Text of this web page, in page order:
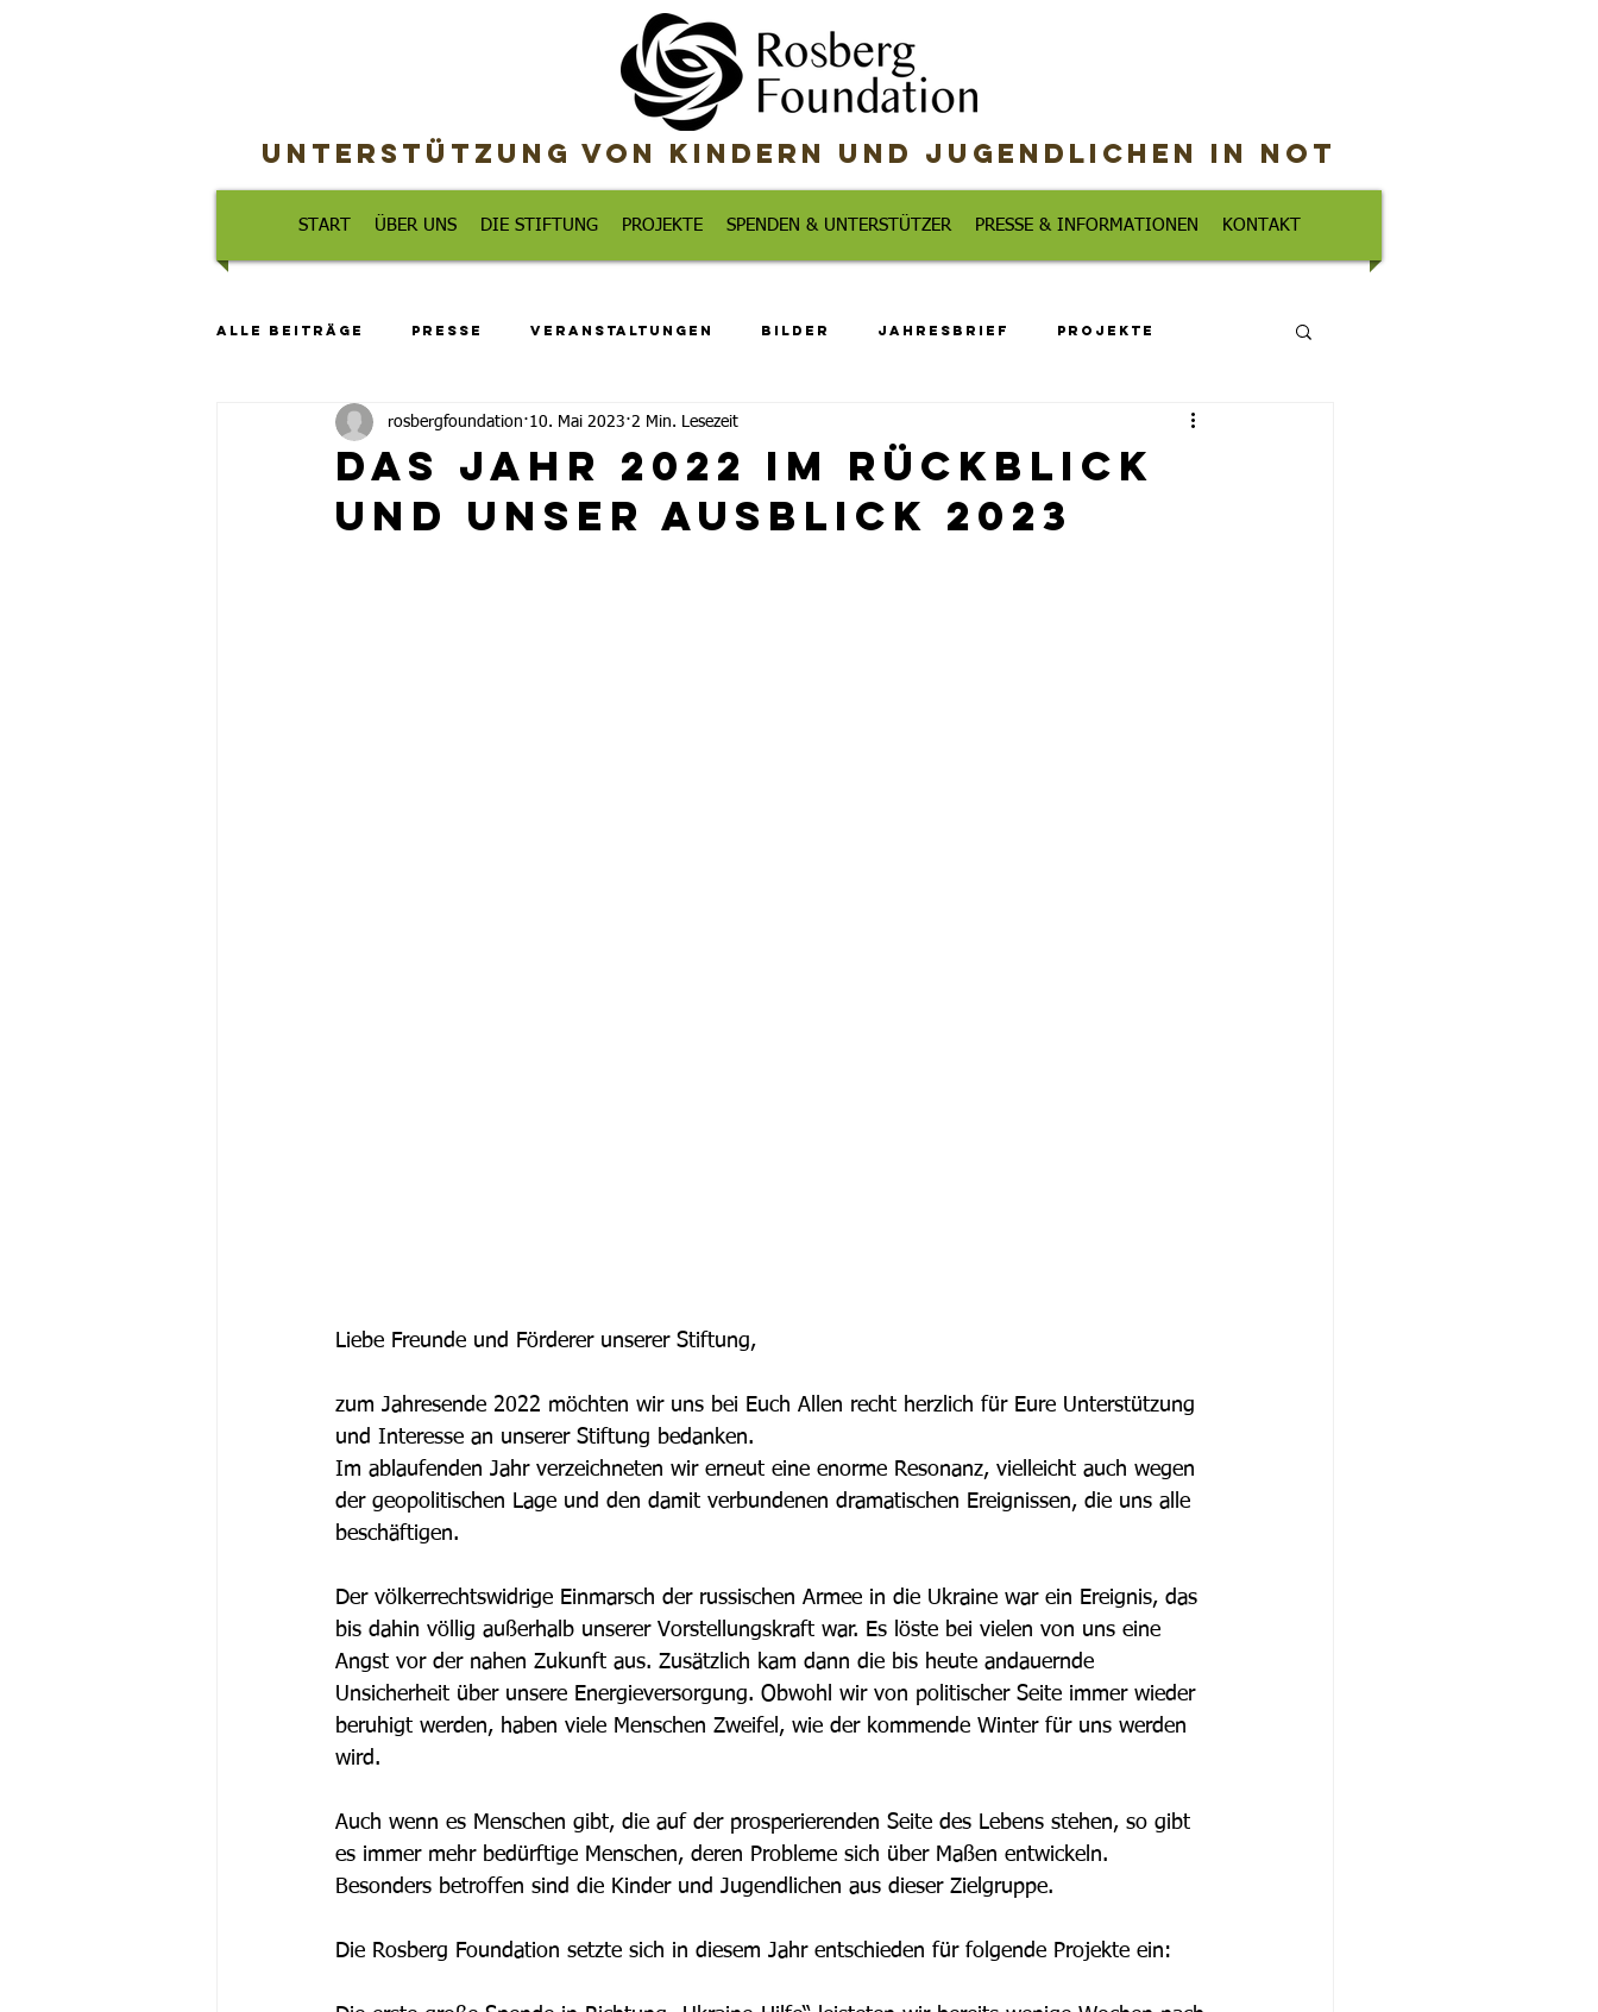
Unterstützung von Kindern und Jugendlichen in Not
START ÜBER UNS DIE STIFTUNG PROJEKTE SPENDEN & UNTERSTÜTZER PRESSE & INFORMATIONEN KONTAKT
Alle Beiträge Presse Veranstaltungen Bilder Jahresbrief Projekte
Das Jahr 2022 im Rückblick
und unser Ausblick 2023
rosbergfoundation 10. Mai 2023 2 Min. Lesezeit
Liebe Freunde und Förderer unserer Stiftung,
zum Jahresende 2022 möchten wir uns bei Euch Allen recht herzlich für Eure Unterstützung
und Interesse an unserer Stiftung bedanken.
Im ablaufenden Jahr verzeichneten wir erneut eine enorme Resonanz, vielleicht auch wegen
der geopolitischen Lage und den damit verbundenen dramatischen Ereignissen, die uns alle
beschäftigen.
Der völkerrechtswidrige Einmarsch der russischen Armee in die Ukraine war ein Ereignis, das
bis dahin völlig außerhalb unserer Vorstellungskraft war. Es löste bei vielen von uns eine
Angst vor der nahen Zukunft aus. Zusätzlich kam dann die bis heute andauernde
Unsicherheit über unsere Energieversorgung. Obwohl wir von politischer Seite immer wieder
beruhigt werden, haben viele Menschen Zweifel, wie der kommende Winter für uns werden
wird.
Auch wenn es Menschen gibt, die auf der prosperierenden Seite des Lebens stehen, so gibt
es immer mehr bedürftige Menschen, deren Probleme sich über Maßen entwickeln.
Besonders betroffen sind die Kinder und Jugendlichen aus dieser Zielgruppe.
Die Rosberg Foundation setzte sich in diesem Jahr entschieden für folgende Projekte ein: